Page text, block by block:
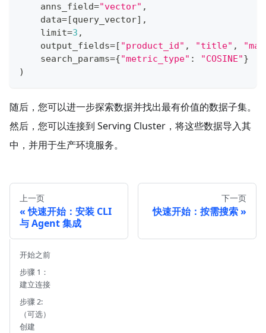
    anns_field
="vector" ,
    data
=[query_vector] ,
    limit
=3 ,
    output_fields
=[ "product_id" , "title" ,
    search_params
={"metric_type" : "COSINE"}
)
随后，您可以进一步探索数据并找出最有价值的数据子集。
然后，您可以连接到 Serving Cluster，将这些数据导入其
中，并用于生产环境服务。
上一页
快速开始：安装 CLI
与 Agent 集成
下一页
快速开始：按需搜索
开始之前
步骤 1：
建立连接
步骤 2:
（可选）
创建